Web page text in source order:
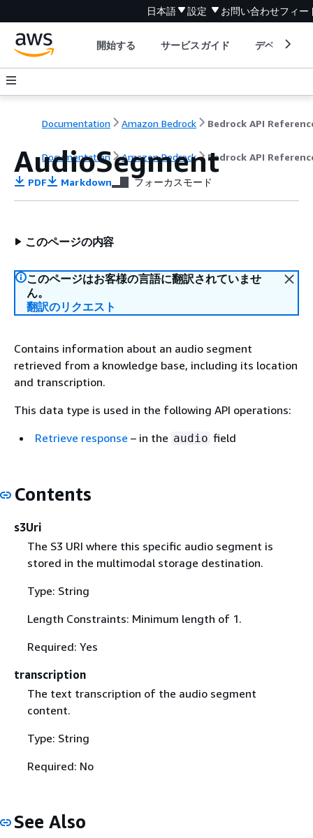
日本語 設定 お問い合わせフィー
開始する サービスガイド デベロッパ
Documentation Amazon Bedrock Bedrock API
Documentation Amazon Bedrock Bedrock API
AudioSegment
PDF Markdown フォーカスモード
このページの内容
このページはお客様の言語に翻訳されていませ
ん。
翻訳のリクエスト
Contains information about an audio segment
retrieved from a knowledge base, including its location
and transcription.
This data type is used in the following API operations:
Retrieve response – in the audio field
Contents
s3Uri
The S3 URI where this specific audio segment is
stored in the multimodal storage destination.
Type: String
Length Constraints: Minimum length of 1.
Required: Yes
transcription
The text transcription of the audio segment
content.
Type: String
Required: No
See Also